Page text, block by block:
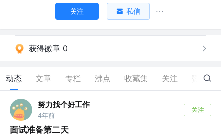
关注 私信
获得徽章 0
动态 文章 专栏 沸点 收藏集 关注 2
努力找个好工作
4年前
关注
面试准备第二天